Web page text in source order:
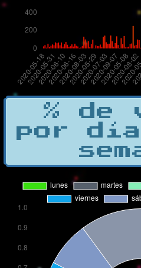
% de
por